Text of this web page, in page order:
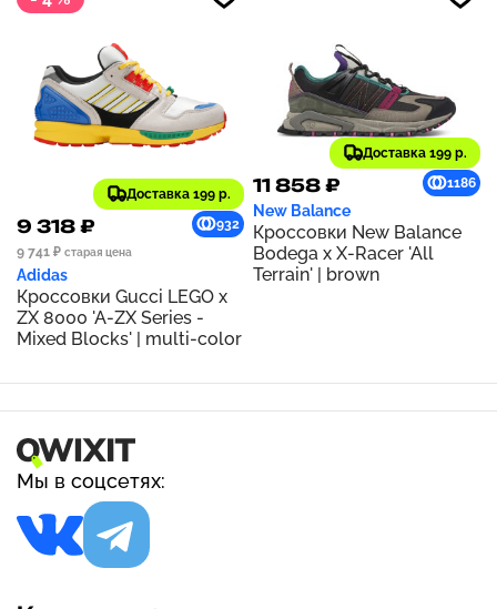
Доставка 199 р.
9 318 ₽
932
9 741 ₽ старая цена
Adidas
Кроссовки Gucci LEGO x
ZX 8000 'A-ZX Series -
Mixed Blocks' | multi-color
Доставка 199 р.
11 858 ₽ 1186
New Balance
Кроссовки New Balance
Bodega x X-Racer 'All
Terrain' | brown
Мы в соцсетях: